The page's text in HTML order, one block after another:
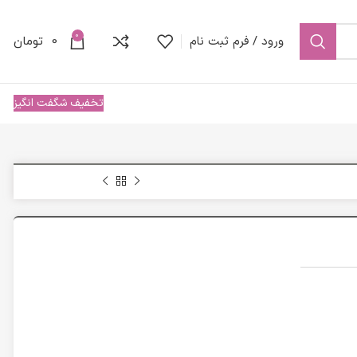
ورود / فرم ثبت نام 0
0 تومان
تخفیف شگفت انگیز